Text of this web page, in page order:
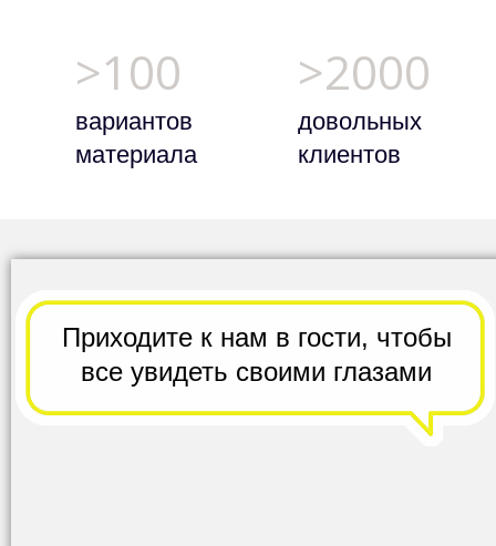
>2000
>100
вариантов
материала
довольных
клиентов
Приходите к нам в гости, чтобы
всеувидеть своими глазами